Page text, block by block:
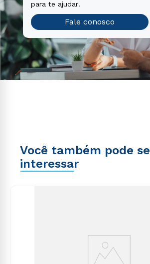
para te ajudar!
Fale conosco
Você também pode se
interessar